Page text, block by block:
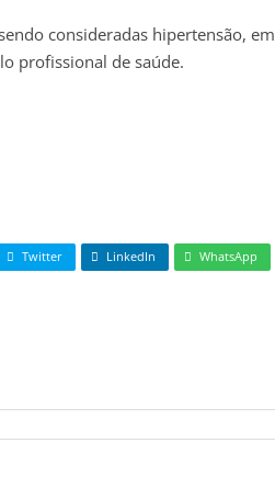
consideradas hipertensão, em
profissional de saúde.
Twitter LinkedIn WhatsApp